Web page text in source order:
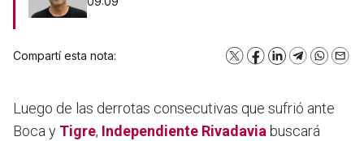
Compartí esta nota: X Facebook
LinkedInTelegram
Luego de las derrotas consecutivas que sufrió ante
Boca y Tigre, Independiente Rivadavia buscará